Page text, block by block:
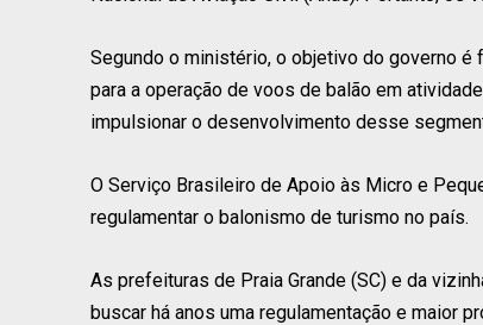
Segundo o ministério, o objetivo do governo é
para a operação de voos de balão em
impulsionar o desenvolvimento desse
O Serviço Brasileiro de Apoio às Micro e
regulamentar o balonismo de turismo no país.
As prefeituras de Praia Grande (SC) e da
buscar há anos uma regulamentação e maior